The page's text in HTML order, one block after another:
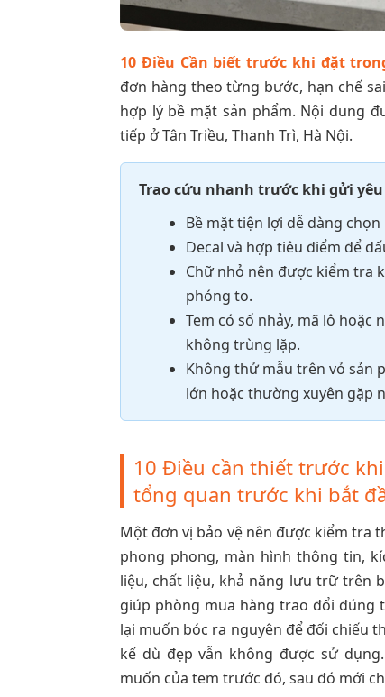
10 Điều Cần biết trước khi đặt
đơn hàng theo từng bước, hạn chế
hợp lý bề mặt sản phẩm. Nội dung
tiếp ở Tân Triều, Thanh Trì, Hà Nội.
Trao cứu nhanh trước khi gửi yêu
Bề mặt tiện lợi dễ dàng
Decal và hợp tiêu điểm để
Chữ nhỏ nên được kiểm tra
phóng to.
Tem có số nhảy, mã lô
không trùng lặp.
Không thử mẫu trên vỏ sản
lớn hoặc thường xuyên gặp
10 Điều cần thiết trước
tổng quan trước khi bắt
Một đơn vị bảo vệ nên được kiểm tra
phong phong, màn hình thông tin,
liệu, chất liệu, khả năng lưu trữ trên
giúp phòng mua hàng trao đổi đúng
lại muốn bóc ra nguyên để đối chiếu
kế dù đẹp vẫn không được sử
muốn của tem trước đó, sau đó mới